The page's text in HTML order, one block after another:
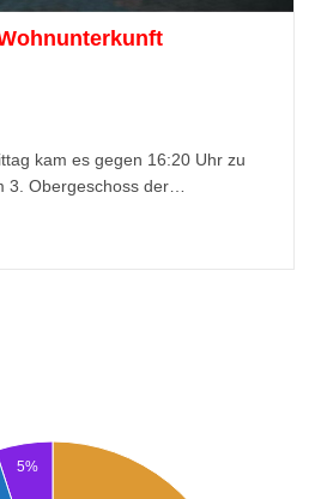
kam es gegen 16:20 Uhr zu
3. Obergeschoss der…
5%